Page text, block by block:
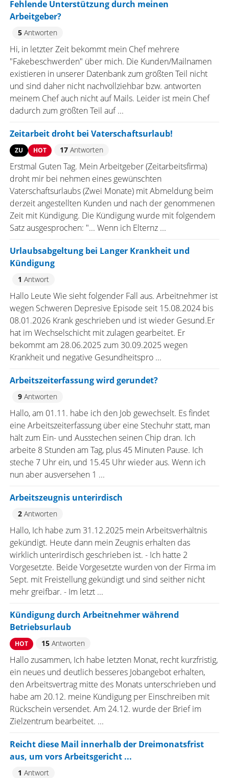
Fehlende Unterstützung durch meinen
Arbeitgeber?
5Antworten
Hi, in letzter Zeit bekommt mein Chef mehrere
"Fakebeschwerden" über mich. Die Kunden/Mailnamen
existieren in unserer Datenbank zum größten Teil nicht
und sind daher nicht nachvollziehbar bzw. antworten
meinem Chef auch nicht auf Mails. Leider ist mein Chef
dadurch zum größten Teil auf ...
Zeitarbeit droht bei Vaterschaftsurlaub!
ZU HOT 17Antworten
Erstmal Guten Tag. Mein Arbeitgeber (Zeitarbeitsfirma)
droht mir bei nehmen eines gewünschten
Vaterschaftsurlaubs (Zwei Monate) mit Abmeldung beim
derzeit angestellten Kunden und nach der genommenen
Zeit mit Kündigung. Die Kündigung wurde mit folgendem
Satz ausgesprochen: "... Wenn ich Elternz ...
Urlaubsabgeltung bei Langer Krankheit und
Kündigung
1 Antwort
Hallo Leute Wie sieht folgender Fall aus. Arbeitnehmer ist
wegen Schweren Depresive Episode seit 15.08.2024 bis
08.01.2026 Krank geschrieben und ist wieder Gesund.Er
hat im Wechselschicht mit zulagen gearbeitet. Er
bekommt am 28.06.2025 zum 30.09.2025 wegen
Krankheit und negative Gesundheitspro ...
Arbeitszeiterfassung wird gerundet?
9Antworten
Hallo, am 01.11. habe ich den Job gewechselt. Es findet
eine Arbeitszeiterfassung über eine Stechuhr statt, man
hält zum Ein- und Ausstechen seinen Chip dran. Ich
arbeite 8 Stunden am Tag, plus 45 Minuten Pause. Ich
steche 7 Uhr ein, und 15.45 Uhr wieder aus. Wenn ich
nun aber ausversehen 1 ...
Arbeitszeugnis unterirdisch
2Antworten
Hallo, Ich habe zum 31.12.2025 mein Arbeitsverhältnis
gekündigt. Heute dann mein Zeugnis erhalten das
wirklich unterirdisch geschrieben ist. - Ich hatte 2
Vorgesetzte. Beide Vorgesetzte wurden von der Firma im
Sept. mit Freistellung gekündigt und sind seither nicht
mehr greifbar. - Im letzt ...
Kündigung durch Arbeitnehmer während
Betriebsurlaub
HOT 15Antworten
Hallo zusammen, Ich habe letzten Monat, recht kurzfristig,
ein neues und deutlich besseres Jobangebot erhalten,
den Arbeitsvertrag mitte des Monats unterschrieben und
habe am 20.12. meine Kündigung per Einschreiben mit
Rückschein versendet. Am 24.12. wurde der Brief im
Zielzentrum bearbeitet. ...
Reicht diese Mail innerhalb der Dreimonatsfrist
aus, um vors Arbeitsgericht ...
1 Antwort